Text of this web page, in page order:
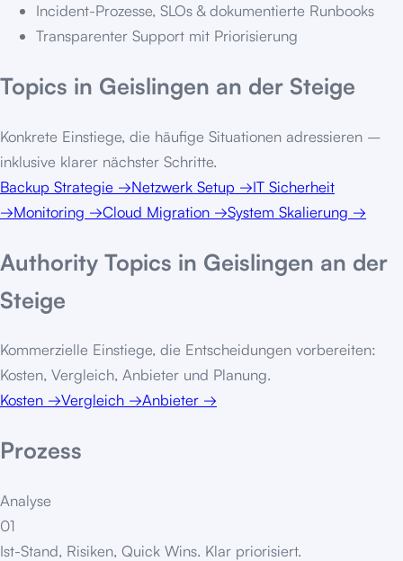
Incident-Prozesse, SLOs & dokumentierte Runbooks
Transparenter Support mit Priorisierung
Topics in Geislingen an der Steige
Konkrete Einstiege, die häufige Situationen adressieren –
inklusive klarer nächster Schritte.
Backup Strategie →Netzwerk Setup →IT Sicherheit
→Monitoring →Cloud Migration →System Skalierung →
Authority Topics in Geislingen an der
Steige
Kommerzielle Einstiege, die Entscheidungen vorbereiten:
Kosten, Vergleich, Anbieter und Planung.
Kosten →Vergleich →Anbieter →
Prozess
Analyse
01
Ist-Stand, Risiken, Quick Wins. Klar priorisiert.